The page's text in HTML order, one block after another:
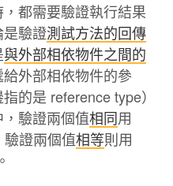
都需要驗證執行結果
驗證測試方法的回傳
與外部相依物件之間的
給外部相依物件的參
的是 reference type）
驗證兩個值相同用
驗證兩個值相等則用
。